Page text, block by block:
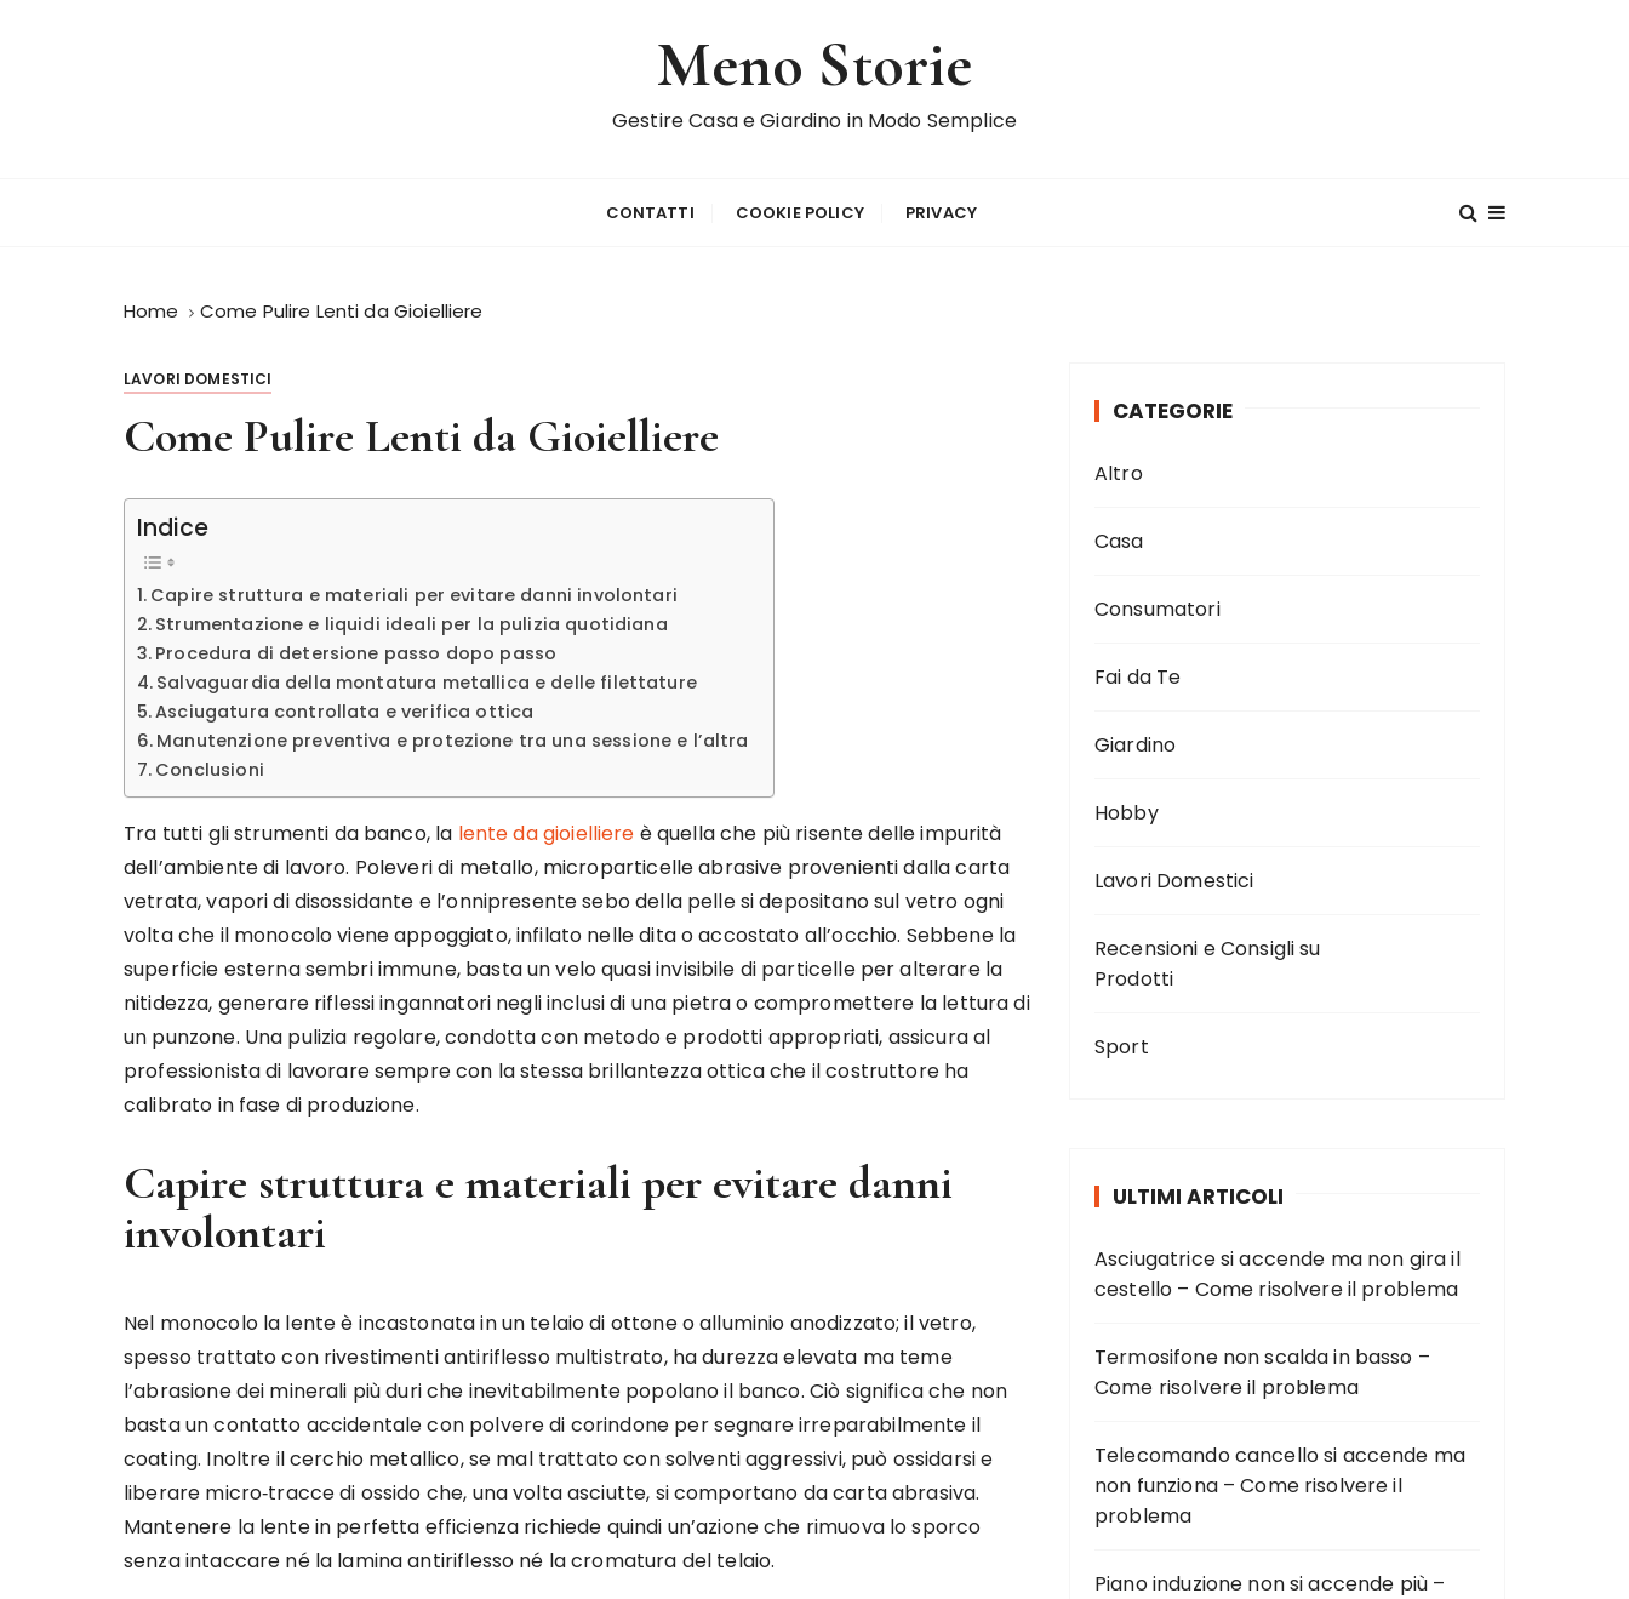
Meno Storie
Gestire Casa e Giardino in Modo Semplice
CONTATTI COOKIE POLICY PRIVACY
Home Come Pulire Lenti da Gioielliere
LAVORI DOMESTICI
Come Pulire Lenti da Gioielliere
Indice
Capire struttura e materiali per evitare danni involontari
Strumentazione e liquidi ideali per la pulizia quotidiana
Procedura di detersione passo dopo passo
Salvaguardia della montatura metallica e delle filettature
Asciugatura controllata e verifica ottica
Manutenzione preventiva e protezione tra una sessione e l’altra
Conclusioni
Tra tutti gli strumenti da banco, la lente da gioielliere è quella che più risente delle impurità
dell’ambiente di lavoro. Poleveri di metallo, microparticelle abrasive provenienti dalla carta
vetrata, vapori di disossidante e l’onnipresente sebo della pelle si depositano sul vetro ogni
volta che il monocolo viene appoggiato, infilato nelle dita o accostato all’occhio. Sebbene la
superficie esterna sembri immune, basta un velo quasi invisibile di particelle per alterare la
nitidezza, generare riflessi ingannatori negli inclusi di una pietra o compromettere la lettura di
un punzone. Una pulizia regolare, condotta con metodo e prodotti appropriati, assicura al
professionista di lavorare sempre con la stessa brillantezza ottica che il costruttore ha
calibrato in fase di produzione.
Capire struttura e materiali per evitare danni
involontari
Nel monocolo la lente è incastonata in un telaio di ottone o alluminio anodizzato; il vetro,
spesso trattato con rivestimenti antiriflesso multistrato, ha durezza elevata ma teme
l’abrasione dei minerali più duri che inevitabilmente popolano il banco. Ciò significa che non
basta un contatto accidentale con polvere di corindone per segnare irreparabilmente il
coating. Inoltre il cerchio metallico, se mal trattato con solventi aggressivi, può ossidarsi e
liberare micro‑tracce di ossido che, una volta asciutte, si comportano da carta abrasiva.
Mantenere la lente in perfetta efficienza richiede quindi un’azione che rimuova lo sporco
senza intaccare né la lamina antiriflesso né la cromatura del telaio.
CATEGORIE
Altro
Casa
Consumatori
Fai da Te
Giardino
Hobby
Lavori Domestici
Recensioni e Consigli su
Prodotti
Sport
ULTIMI ARTICOLI
Asciugatrice si accende ma non gira il
cestello – Come risolvere il problema
Termosifone non scalda in basso –
Come risolvere il problema
Telecomando cancello si accende ma
non funziona – Come risolvere il
problema
Piano induzione non si accende più –